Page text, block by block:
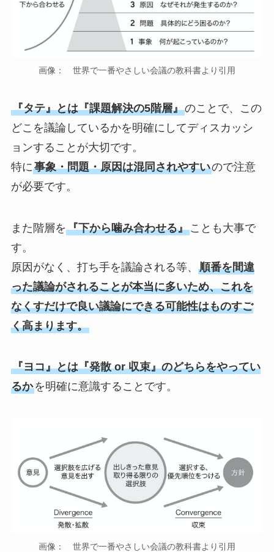
画像： 世界で一番やさしい会議の教科書より引用
『タテ』とは『課題解決の5階層』のことで、この
どこを議論しているかを明確にしてディスカッシ
ョンすることが大切です。
特に事象・問題・原因は混同されやすいので注意
が必要です。
また階層を『下から噛み合わせる』ことも大事で
す。
原因がなく、打ち手を議論される等、 順番を間違
った議論がされることが本当に多いため、これを
なくすだけで良い議論にできる可能性はものすご
く高まります。
『ヨコ』とは『発散 or 収束』のどちらをやってい
るかを明確に意識することです。
画像： 世界で一番やさしい会議の教科書より引用